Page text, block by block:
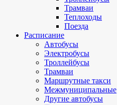
Трамваи
Теплоходы
Поезда
Расписание
Автобусы
Электробусы
Троллейбусы
Трамваи
Маршрутные такси
Межмуниципальные
Другие автобусы